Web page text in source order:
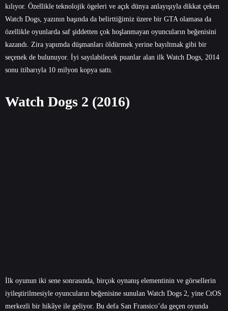
kılıyor. Özellikle teknolojik ögeleri ve açık dünya anlayışıyla dikkat çeken
Watch Dogs, yazının başında da belirttiğimiz üzere bir GTA olamasa da
özellikle oyunlarda saf şiddetten çok hoşlanmayan oyuncuların beğenisini
kazandı. Zira yapımda düşmanları öldürmek yerine bayıltmak gibi bir
seçenek de bulunuyor. İyi sayılabilecek puanlar alan ilk Watch Dogs, 2014
sonu itibarıyla 10 milyon kopya sattı.
Watch Dogs 2 (2016)
İlk oyunun iki sene sonrasında, birçok oynanış elementinin ve görsellerin
iyileştirilmesiyle oyuncuların beğenisine sunulan Watch Dogs 2, yine CtOS
merkezli bir hikâye ile geliyor. Bu defa San Fransico’da geçen oyunda